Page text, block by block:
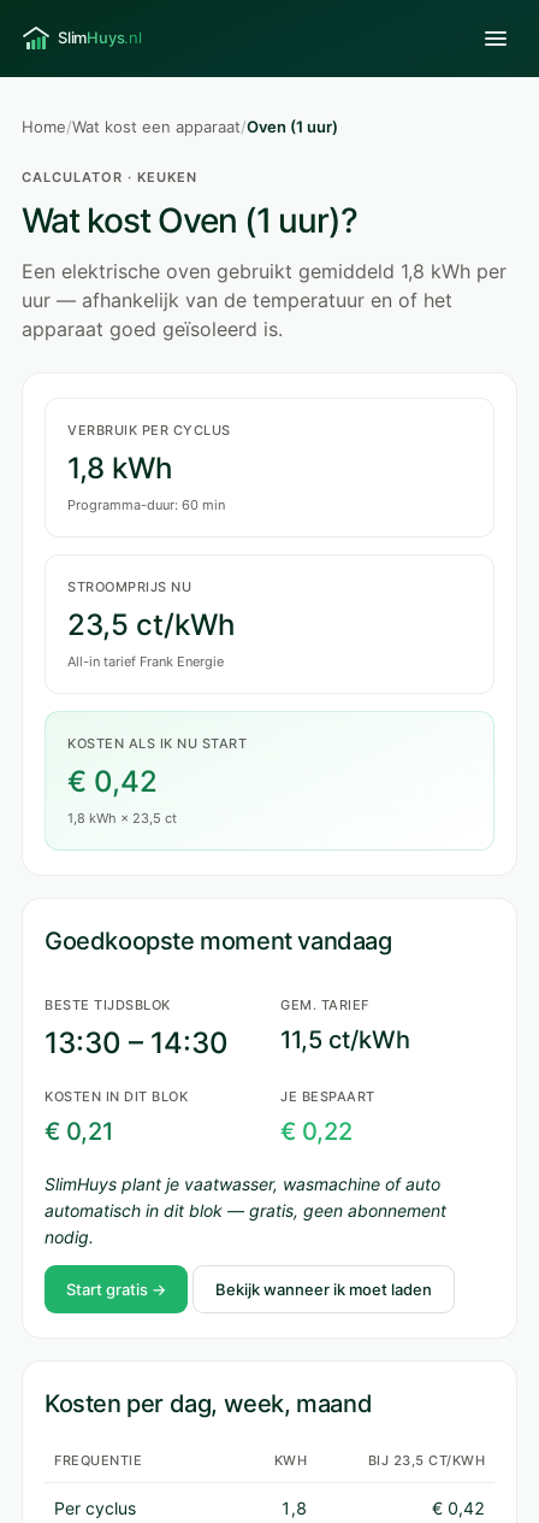
Home/Wat kost een apparaat/Oven (1 uur)
CALCULATOR · KEUKEN
Wat kost Oven (1 uur)?
Een elektrische oven gebruikt gemiddeld 1,8 kWh per
uur — afhankelijk van de temperatuur en of het
apparaat goed geïsoleerd is.
VERBRUIK PER CYCLUS
1,8 kWh
Programma-duur: 60 min
STROOMPRIJS NU
23,5 ct/kWh
All-in tarief Frank Energie
KOSTEN ALS IK NU START
€ 0,42
1,8 kWh × 23,5 ct
Goedkoopste moment vandaag
BESTE TIJDSBLOK
13:30 – 14:30
GEM. TARIEF
11,5 ct/kWh
KOSTEN IN DIT BLOK
€ 0,21
JE BESPAART
€ 0,22
SlimHuys plant je vaatwasser, wasmachine of auto
automatisch in dit blok — gratis, geen abonnement
nodig.
Start gratis → Bekijk wanneer ik moet laden
Kosten per dag, week, maand
FREQUENTIE KWH BIJ 23,5 CT/KWH
Per cyclus 1,8 € 0,42